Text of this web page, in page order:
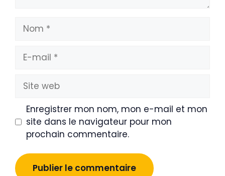
Nom
mail
Site
web
Enregistrer mon nom, mon e-mail et mon
site dans le navigateur pour mon
prochain commentaire.